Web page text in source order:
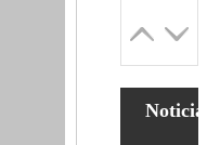
Noticias